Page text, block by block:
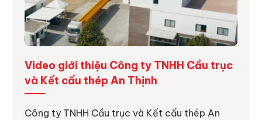
Video giới thiệu Công ty TNHH Cầu trục
và Kết cấu thép An Thịnh
Công ty TNHH Cầu trục và Kết cấu thép An